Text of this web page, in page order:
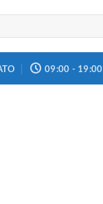
09:00 - 19:00